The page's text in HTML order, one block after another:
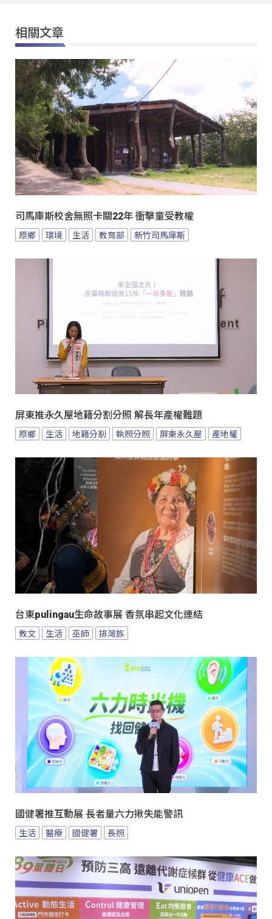
相關文章
司馬庫斯校舍無照卡關22年 衝擊童受教權
原鄉 環境 生活 教育部 新竹司馬庫斯
屏東推永久屋地籍分割分照 解長年產權難題
原鄉 生活 地籍分割 執照分照 屏東永久屋 產地權
台東pulingau生命故事展 香氛串起文化連結
教文 生活 巫師 排灣族
國健署推互動展 長者量六力揪失能警訊
生活 醫療 國健署 長照